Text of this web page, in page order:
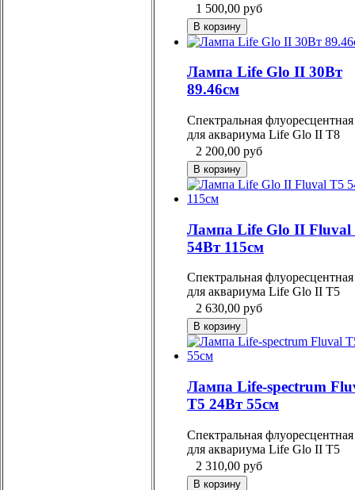
1 500,00 руб
Лампа Life Glo II 30Вт
89.46см
Спектральная
для аквариума Life Glo II Т8
2 200,00 руб
Лампа Life Glo II Fluval
54Вт 115см
Спектральная
для аквариума Life Glo II Т5
2 630,00 руб
Лампа Life-spectrum
T5 24Вт 55cм
Спектральная
для аквариума Life Glo II Т5
2 310,00 руб